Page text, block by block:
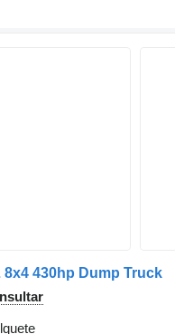
8x4 430hp Dump Truck